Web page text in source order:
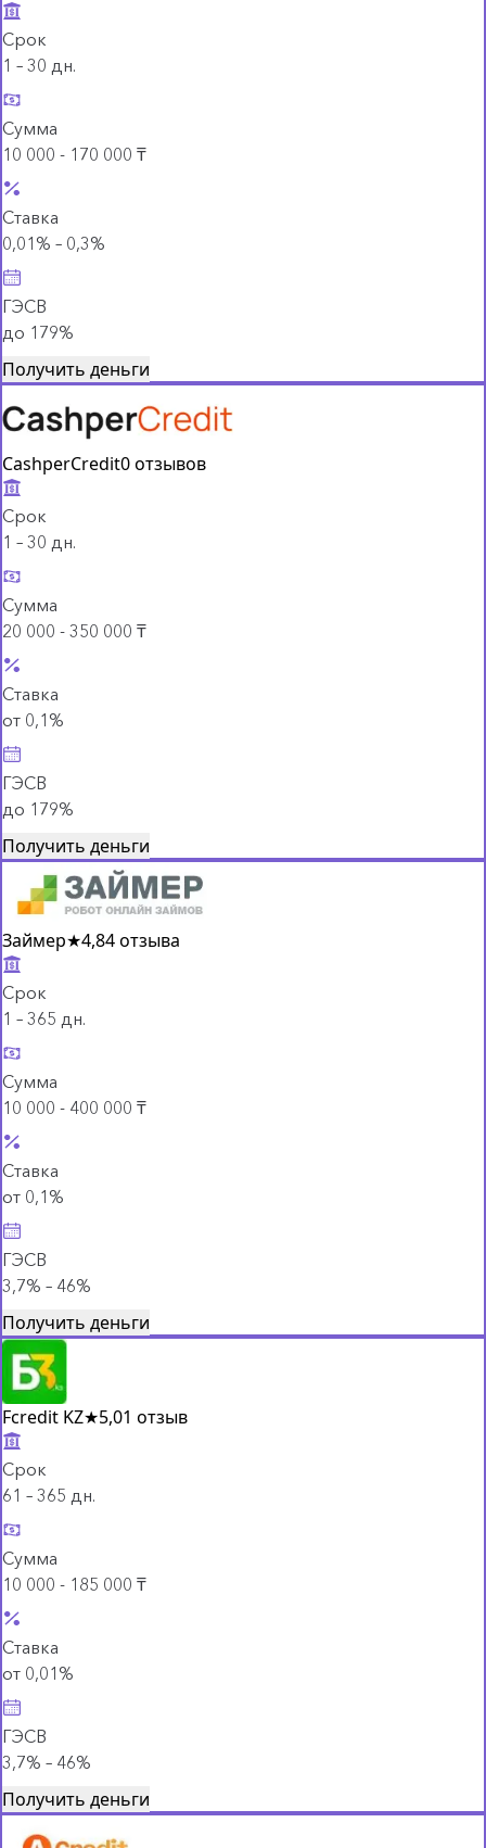
Срок
1 – 30 дн.
Сумма
10 000 - 170 000 ₸
Ставка
0,01% – 0,3%
ГЭСВ
до 179%
Получить деньги
CashperCredit0 отзывов
Срок
1 – 30 дн.
Сумма
20 000 - 350 000 ₸
Ставка
от 0,1%
ГЭСВ
до 179%
Получить деньги
Займер★4,84 отзыва
Срок
1 – 365 дн.
Сумма
10 000 - 400 000 ₸
Ставка
от 0,1%
ГЭСВ
3,7% – 46%
Получить деньги
Fcredit KZ★5,01 отзыв
Срок
61 – 365 дн.
Сумма
10 000 - 185 000 ₸
Ставка
от 0,01%
ГЭСВ
3,7% – 46%
Получить деньги